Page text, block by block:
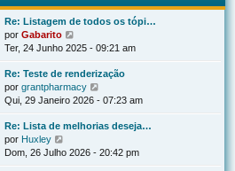
Re: Listagem de todos os tópi…
por Gabarito
e
ú
l
t
m
m
Ter, 24 Junho 2025 - 09:21 am
Re: Teste de renderização
por grantpharmacy
e
ú
t
Qui, 29 Janeiro 2026 - 07:23 am
Re: Lista de melhorias deseja…
por Huxley
e
Dom, 26 Julho 2026 - 20:42 pm